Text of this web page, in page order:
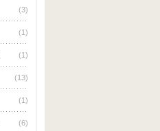
(3)
(1)
(1)
(13)
(1)
(6)